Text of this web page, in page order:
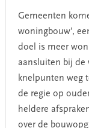
Gemeenten
woningbouw’,
doel is meer
aansluiten bij de
knelpunten weg
de regie op
heldere
over de